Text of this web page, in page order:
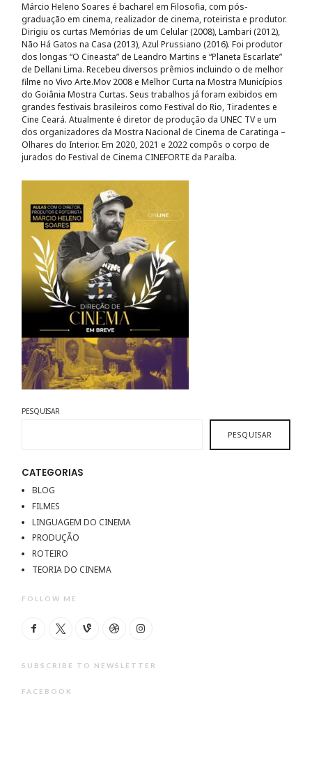
Márcio Heleno Soares é bacharel em Filosofia, com pós-
graduação em cinema, realizador de cinema, roteirista e produtor.
Dirigiu os curtas Memórias de um Celular (2008), Lambari (2012),
Não Há Gatos na Casa (2013), Azul Prussiano (2016). Foi produtor
dos longas “O Cineasta” de Leandro Martins e “Planeta Escarlate”
de Dellani Lima. Recebeu diversos prêmios incluindo o de melhor
filme no Vivo Arte.Mov 2008 e Melhor Curta na Mostra Municípios
do Goiânia Mostra Curtas. Seus trabalhos já foram exibidos em
grandes festivais brasileiros como Festival do Rio, Tiradentes e
Cine Ceará. Atualmente é diretor de produção da UNEC TV e um
dos organizadores da Mostra Nacional de Cinema de Caratinga –
Olhares do Interior. Em 2020, 2021 e 2022 compôs o corpo de
jurados do Festival de Cinema CINEFORTE da Paraíba.
PESQUISAR
PESQUISAR
CATEGORIAS
BLOG
FILMES
LINGUAGEM DO CINEMA
PRODUÇÃO
ROTEIRO
TEORIA DO CINEMA
FOLLOW ME
SUBSCRIBE TO NEWSLETTER
FACEBOOK